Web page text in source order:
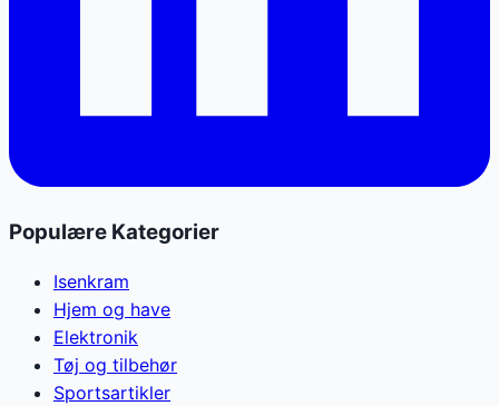
Populære Kategorier
Isenkram
Hjem og have
Elektronik
Tøj og tilbehør
Sportsartikler